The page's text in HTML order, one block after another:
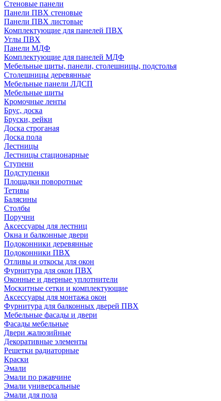
Стеновые панели
Панели ПВХ стеновые
Панели ПВХ листовые
Комплектующие для панелей ПВХ
Углы ПВХ
Панели МДФ
Комплектующие для панелей МДФ
Мебельные щиты, панели, столешницы, подстолья
Столешницы деревянные
Мебельные панели ЛДСП
Мебельные щиты
Кромочные ленты
Брус, доска
Бруски, рейки
Доска строганая
Доска пола
Лестницы
Лестницы стационарные
Ступени
Подступенки
Площадки поворотные
Тетивы
Балясины
Столбы
Поручни
Аксессуары для лестниц
Окна и балконные двери
Подоконники деревянные
Подоконники ПВХ
Отливы и откосы для окон
Фурнитура для окон ПВХ
Оконные и дверные уплотнители
Москитные сетки и комплектующие
Аксессуары для монтажа окон
Фурнитура для балконных дверей ПВХ
Мебельные фасады и двери
Фасады мебельные
Двери жалюзийные
Декоративные элементы
Решетки радиаторные
Краски
Эмали
Эмали по ржавчине
Эмали универсальные
Эмали для пола